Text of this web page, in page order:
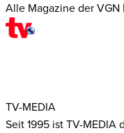
Alle Magazine der
TV-MEDIA
Seit 1995 ist TV-